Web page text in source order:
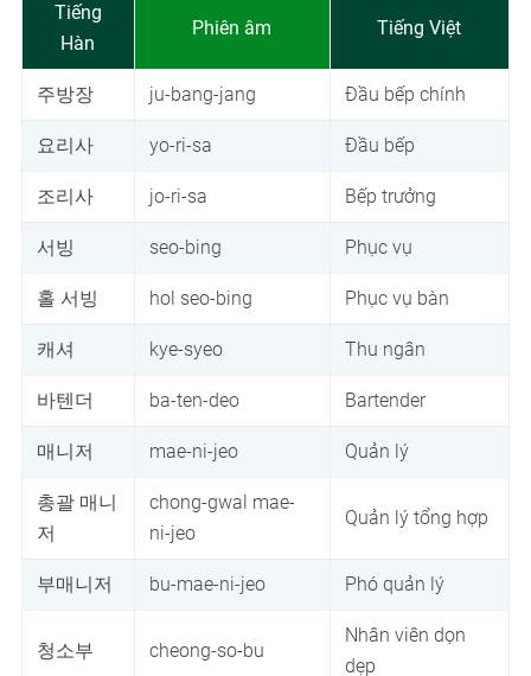
Tiếng
Hàn
Phiên âm Tiếng Việt
주방장 ju-bang-jang Đầu bếp chính
요리사 yo-ri-sa Đầu bếp
조리사 jo-ri-sa Bếp trưởng
서빙 seo-bing Phục vụ
홀 서빙 hol seo-bing Phục vụ bàn
캐셔 kye-syeo Thu ngân
바텐더 ba-ten-deo Bartender
매니저 mae-ni-jeo Quản lý
총괄 매니
저
chong-gwal mae-
ni-jeo
Quản lý tổng hợp
부매니저 bu-mae-ni-jeo Phó quản lý
청소부 cheong-so-bu
Nhân viên dọn
dẹp